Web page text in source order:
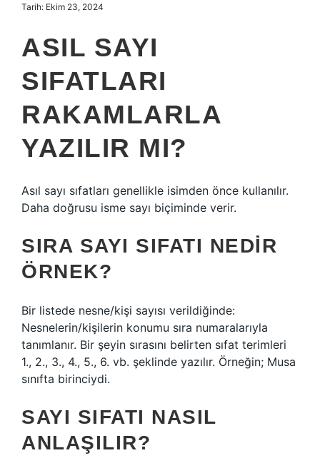
Tarih: Ekim 23, 2024
ASIL SAYI
SIFATLARI
RAKAMLARLA
YAZILIR MI?
Asıl sayı sıfatları genellikle isimden önce kullanılır.
Daha doğrusu isme sayı biçiminde verir.
SIRA SAYI SIFATI NEDIR
ÖRNEK?
Bir listede nesne/kişi sayısı verildiğinde:
Nesnelerin/kişilerin konumu sıra numaralarıyla
tanımlanır. Bir şeyin sırasını belirten sıfat terimleri
1., 2., 3., 4., 5., 6. vb. şeklinde yazılır. Örneğin; Musa
sınıfta birinciydi.
SAYI SIFATI NASIL
ANLAŞILIR?